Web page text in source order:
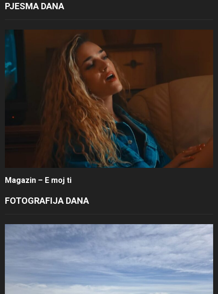
PJESMA DANA
Magazin – E moj ti
FOTOGRAFIJA DANA